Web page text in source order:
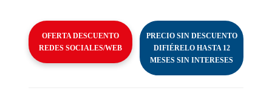
OFERTA DESCUENTO
REDES SOCIALES/WEB
PRECIO SIN DESCUENTO
DIFIÉRELO HASTA 12
MESES SIN INTERESES